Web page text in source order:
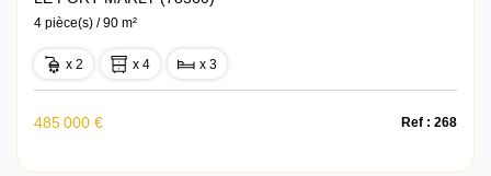
4 pièce(s) / 90 m²
x 2 x 4 x 3
485 000 € Ref : 268